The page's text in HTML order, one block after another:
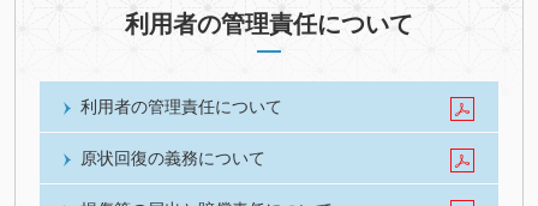
利用者の管理責任について
利用者の管理責任について
原状回復の義務について